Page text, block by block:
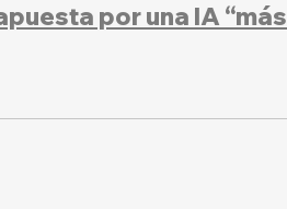
por una IA “más